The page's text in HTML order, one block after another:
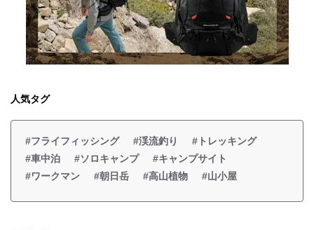
人気タグ
#フライフィッシング #渓流釣り
#トレッキング
#車中泊
#ソロキャンプ
#キャンプサイト
#ワークマン
#朝日岳 #高山植物 #山小屋